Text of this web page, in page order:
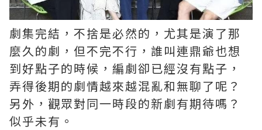
劇集完結，不捨是必然的，尤其是演了那
麼久的劇，但不完不行，誰叫連鼎爺也想
到好點子的時候，編劇卻已經沒有點子，
弄得後期的劇情越來越混亂和無聊了呢？ ​​​
另外，觀眾對同一時段的新劇有期待嗎？
似乎未有。